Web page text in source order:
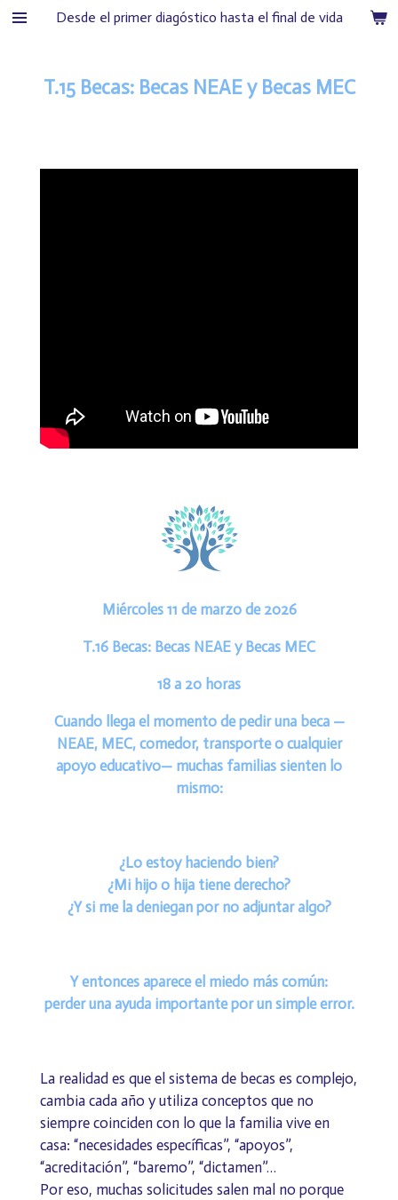
Ir
principal
Desde el primer diagóstico hasta el final de vida
T.15 Becas: Becas NEAE y Becas MEC
Miércoles 11 de marzo de 2026
T.16 Becas: Becas NEAE y Becas MEC
18 a 20 horas
Cuando llega el momento de pedir una beca —
NEAE, MEC, comedor, transporte o cualquier
apoyo educativo— muchas familias sienten lo
mismo:
¿Lo estoy haciendo bien?
¿Mi hijo o hija tiene derecho?
¿Y si me la deniegan por no adjuntar algo?
Y entonces aparece el miedo más común:
perder una ayuda importante por un simple error.
La realidad es que el sistema de becas es complejo,
cambia cada año y utiliza conceptos que no
siempre coinciden con lo que la familia vive en
casa: “necesidades específicas”, “apoyos”,
“acreditación”, “baremo”, “dictamen”…
Por eso, muchas solicitudes salen mal no porque